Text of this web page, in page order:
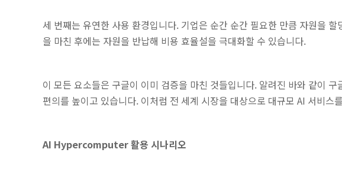
세 번째는 유연한 사용 환경입니다. 기업은 순간 순간 필요한 만큼 자원을
을 마친 후에는 자원을 반납해 비용 효율설을 극대화할 수 있습니다.
이 모든 요소들은 구글이 이미 검증을 마친 것들입니다. 알려진 바와 같이
편의를 높이고 있습니다. 이처럼 전 세계 시장을 대상으로 대규모 AI 서비
AI Hypercomputer 활용 시나리오